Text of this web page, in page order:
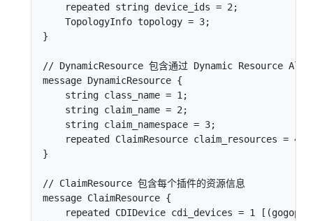
    repeated string device_ids = 2;
    TopologyInfo topology = 3;
}
// DynamicResource 包含通过 Dynamic Resource
message DynamicResource {
    string class_name = 1;
    string claim_name = 2;
    string claim_namespace = 3;
    repeated ClaimResource claim_resources = 4;
}
// ClaimResource 包含每个插件的资源信息
message ClaimResource {
repeated CDIDevice cdi_devices = 1